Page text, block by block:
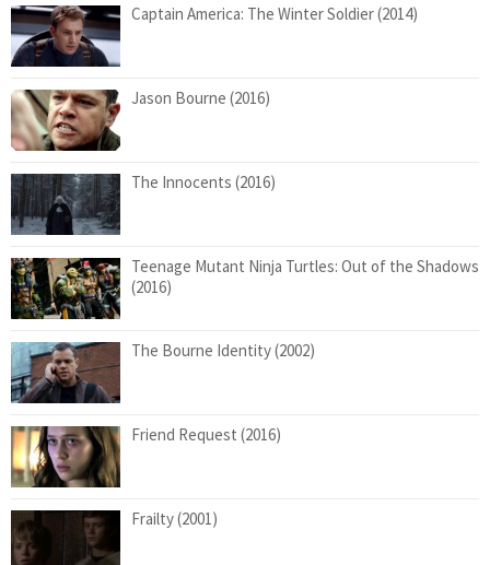
Captain America: The Winter Soldier (2014)
Jason Bourne (2016)
The Innocents (2016)
Teenage Mutant Ninja Turtles: Out of the Shadows
(2016)
The Bourne Identity (2002)
Friend Request (2016)
Frailty (2001)